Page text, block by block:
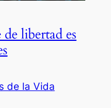
libertad es
de la Vida